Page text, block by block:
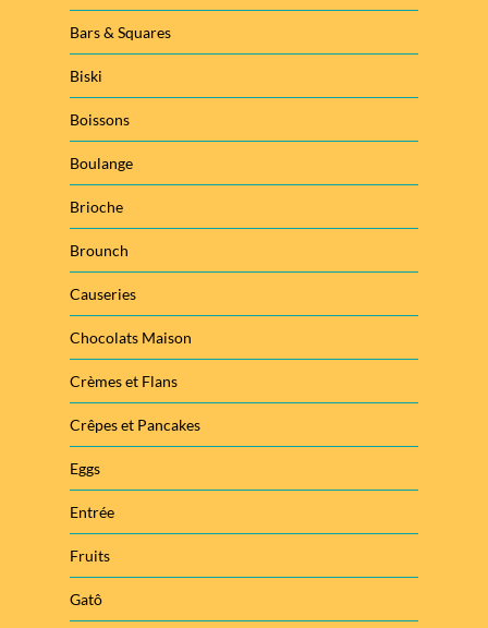
Bars & Squares
Biski
Boissons
Boulange
Brioche
Brounch
Causeries
Chocolats Maison
Crèmes et Flans
Crêpes et Pancakes
Eggs
Entrée
Fruits
Gatô